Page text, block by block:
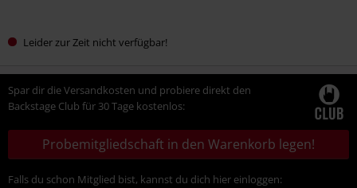
Leider zur Zeit nicht verfügbar!
Spar dir die Versandkosten und probiere direkt den
Backstage Club für 30 Tage kostenlos:
Probemitgliedschaft in den Warenkorb legen!
Falls du schon Mitglied bist, kannst du dich hier einloggen: